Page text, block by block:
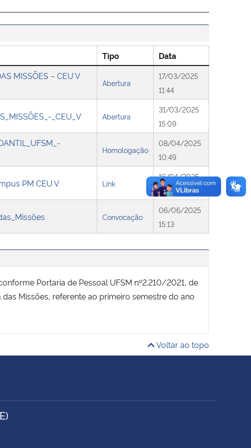
Tipo
Data
MISSÕES – CEU V
Abertura
17/03/2025
11:44
_CEU_V Abertura
31/03/2025
15:09
Homologação
08/04/2025
10:49
PM CEU V Link
16/04/2025
00:00
Convocação
06/06/2025
15:13
Portaria de Pessoal UFSM nº2.210/2021, de
Missões, referente ao primeiro semestre do ano
Voltar ao topo